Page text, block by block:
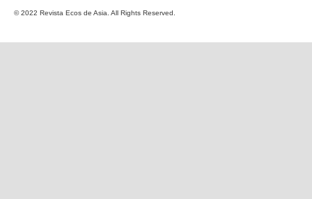
© 2022 Revista Ecos de Asia. All Rights Reserved.